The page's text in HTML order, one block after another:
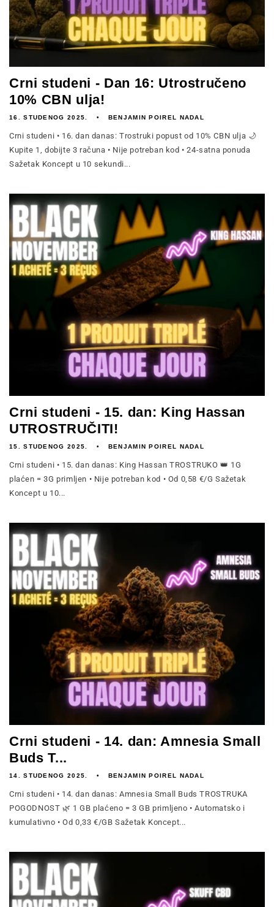
Crni studeni - Dan 16: Utrostručeno
10% CBN ulja!
16. STUDENOG 2025. BENJAMIN POIREL NADAL
Crni studeni • 16. dan danas: Trostruki popust od 10% CBN ulja 🌙
Kupite 1, dobijte 3 računa • Nije potreban kod • 24-satna ponuda
Sažetak Koncept u 10 sekundi...
Crni studeni - 15. dan: King Hassan
UTROSTRUČITI!
15. STUDENOG 2025. BENJAMIN POIREL NADAL
Crni studeni • 15. dan danas: King Hassan TROSTRUKO 👑 1G
plaćen = 3G primljen • Nije potreban kod • Od 0,58 €/G Sažetak
Koncept u 10...
Crni studeni - 14. dan: Amnesia Small
Buds T...
14. STUDENOG 2025. BENJAMIN POIREL NADAL
Crni studeni • 14. dan danas: Amnesia Small Buds TROSTRUKA
POGODNOST 🌿 1 GB plaćeno = 3 GB primljeno • Automatsko i
kumulativno • Od 0,33 €/GB Sažetak Koncept...